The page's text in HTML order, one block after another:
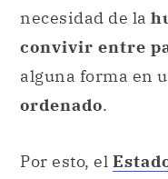
necesidad de la
convivir entre
alguna forma en
ordenado.
Por esto, el